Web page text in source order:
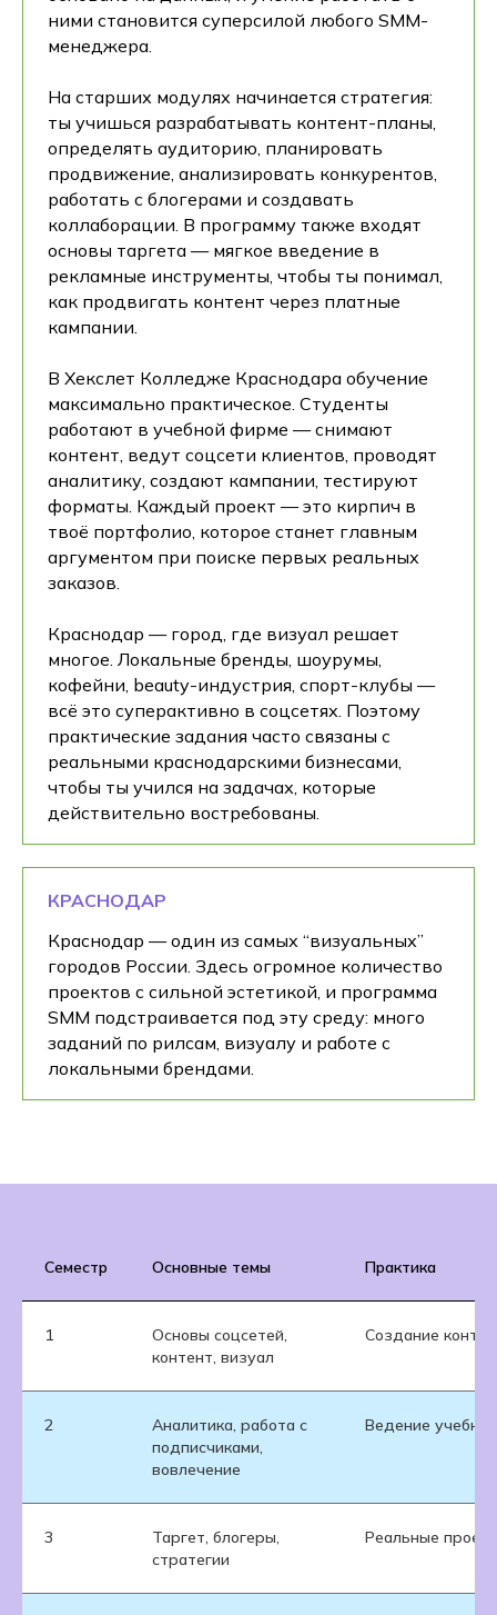
ними становится суперсилой любого SMM-
менеджера.
На старших модулях начинается стратегия:
ты учишься разрабатывать контент-планы,
определять аудиторию, планировать
продвижение, анализировать конкурентов,
работать с блогерами и создавать
коллаборации. В программу также входят
основы таргета — мягкое введение в
рекламные инструменты, чтобы ты понимал,
как продвигать контент через платные
кампании.
В Хекслет Колледже Краснодара обучение
максимально практическое. Студенты
работают в учебной фирме — снимают
контент, ведут соцсети клиентов, проводят
аналитику, создают кампании, тестируют
форматы. Каждый проект — это кирпич в
твоё портфолио, которое станет главным
аргументом при поиске первых реальных
заказов.
Краснодар — город, где визуал решает
многое. Локальные бренды, шоурумы,
кофейни, beauty-индустрия, спорт-клубы —
всё это суперактивно в соцсетях. Поэтому
практические задания часто связаны с
реальными краснодарскими бизнесами,
чтобы ты учился на задачах, которые
действительно востребованы.
КРАСНОДАР
Краснодар — один из самых “визуальных”
городов России. Здесь огромное количество
проектов с сильной эстетикой, и программа
SMM подстраивается под эту среду: много
заданий по рилсам, визуалу и работе с
локальными брендами.
Семестр Основные темы Практика
1
Основы соцсетей,
контент, визуал
Создание
2
Аналитика, работа с
подписчиками,
вовлечение
Ведение
3
Таргет, блогеры,
стратегии
Реальные